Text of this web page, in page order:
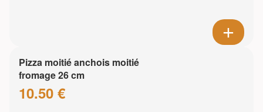
Pizza moitié anchois moitié
fromage 26 cm
10.50 €